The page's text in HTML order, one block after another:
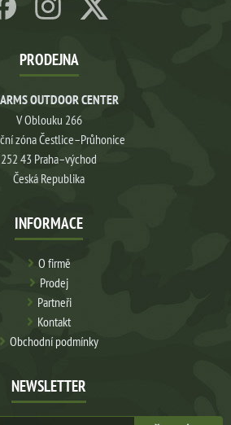
PRODEJNA
OUTDOOR CENTER
V Oblouku 266
zóna Čestlice–Průhonice
252 43 Praha–východ
Česká Republika
INFORMACE
O firmě
Prodej
Partneři
Kontakt
Obchodní podmínky
NEWSLETTER